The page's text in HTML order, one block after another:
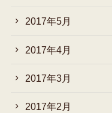
2017年5月
2017年4月
2017年3月
2017年2月